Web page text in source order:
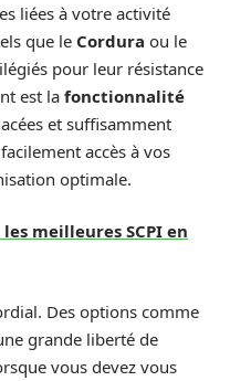
liées à votre activité
que le Cordura ou le
pour leur résistance
est la fonctionnalité
et suffisamment
accès à vos
optimale.
meilleures SCPI en
Des options comme
grande liberté de
vous devez vous